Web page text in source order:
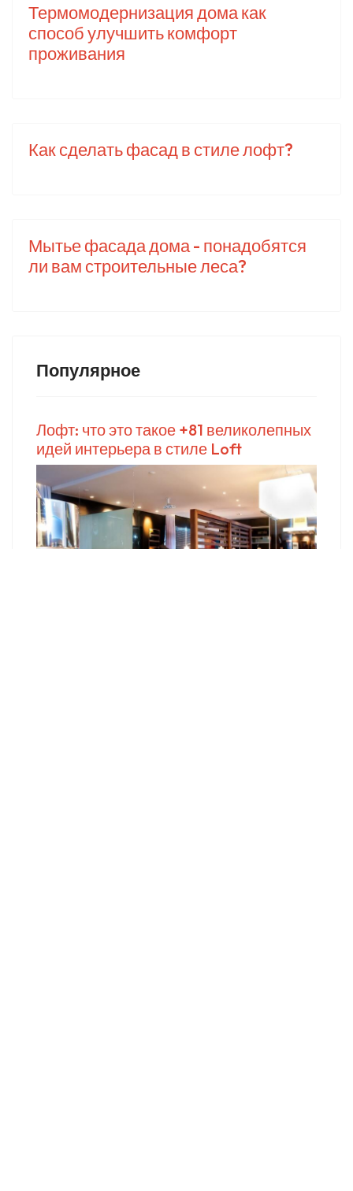
Термомодернизация дома как
способ улучшить комфорт
проживания
Как сделать фасад в стиле лофт?
Мытье фасада дома - понадобятся
ли вам строительные леса?
Популярное
Лофт: что это такое +81 великолепных
идей интерьера в стиле Loft